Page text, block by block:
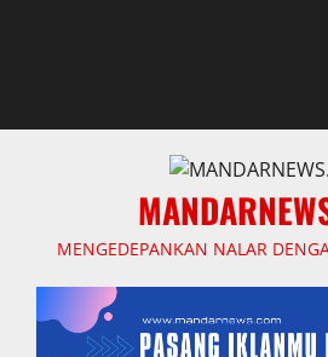
MENGEDEPANKAN NALAR